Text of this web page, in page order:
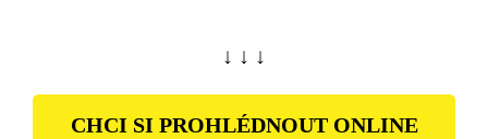
↓ ↓ ↓
CHCI SI PROHLÉDNOUT ONLINE